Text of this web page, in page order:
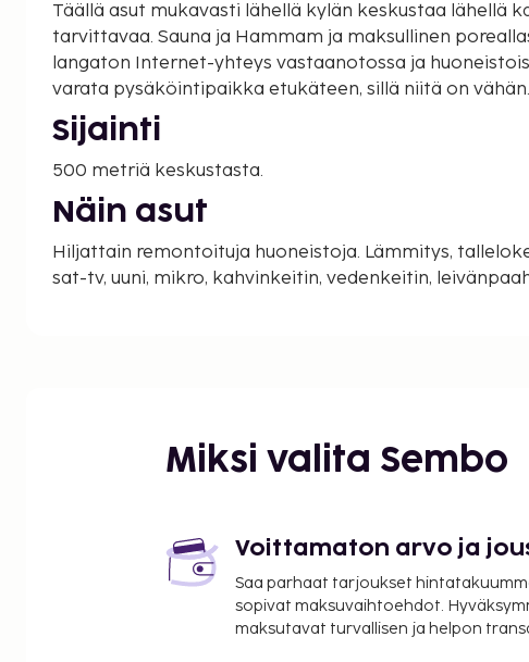
Täällä asut mukavasti lähellä kylän keskustaa lähellä
tarvittavaa. Sauna ja Hammam ja maksullinen
langaton Internet-yhteys vastaanotossa ja
varata pysäköintipaikka etukäteen, sillä niitä on vähän.
Sijainti
500 metriä keskustasta.
Näin asut
Hiljattain remontoituja huoneistoja. Lämmitys, tallelokero (maksullinen),
sat-tv, uuni, mikro, kahvinkeitin, vedenkeitin,
(maksullinen), rajoitettu määrä.
Lisävalinta
alle 2-vuotiaalle) varataan etukäteen ja maksetaan
Miksi valita Sembo
Voittamaton arvo ja
Saa parhaat tarjoukset
sopivat maksuvaihtoehdot.
maksutavat turvallisen ja helpon